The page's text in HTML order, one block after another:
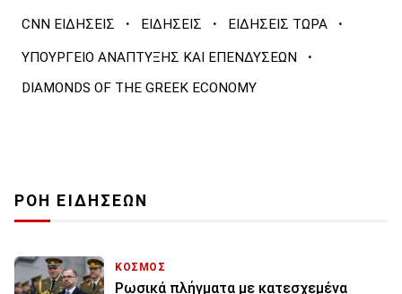
CNN ΕΙΔΗΣΕΙΣ · ΕΙΔΗΣΕΙΣ · ΕΙΔΗΣΕΙΣ ΤΩΡΑ ·
ΥΠΟΥΡΓΕΙΟ ΑΝΑΠΤΥΞΗΣ ΚΑΙ ΕΠΕΝΔΥΣΕΩΝ ·
DIAMONDS OF THE GREEK ECONOMY
ΡΟΗ ΕΙΔΗΣΕΩΝ
ΚΟΣΜΟΣ
Ρωσικά πλήγματα με κατεσχεμένα